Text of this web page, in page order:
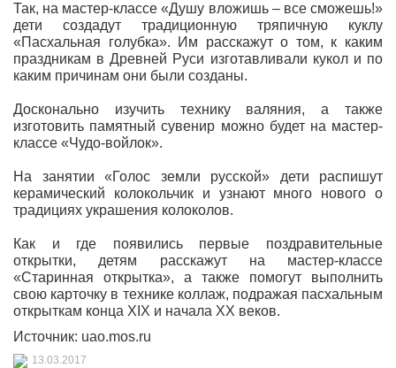
Так, на мастер-классе «Душу вложишь – все сможешь!»
дети создадут традиционную тряпичную куклу
«Пасхальная голубка». Им расскажут о том, к каким
праздникам в Древней Руси изготавливали кукол и по
каким причинам они были созданы.
Досконально изучить технику валяния, а также
изготовить памятный сувенир можно будет на мастер-
классе «Чудо-войлок».
На занятии «Голос земли русской» дети распишут
керамический колокольчик и узнают много нового о
традициях украшения колоколов.
Как и где появились первые поздравительные
открытки, детям расскажут на мастер-классе
«Старинная открытка», а также помогут выполнить
свою карточку в технике коллаж, подражая пасхальным
открыткам конца XIX и начала XX веков.
Источник: uao.mos.ru
13.03.2017